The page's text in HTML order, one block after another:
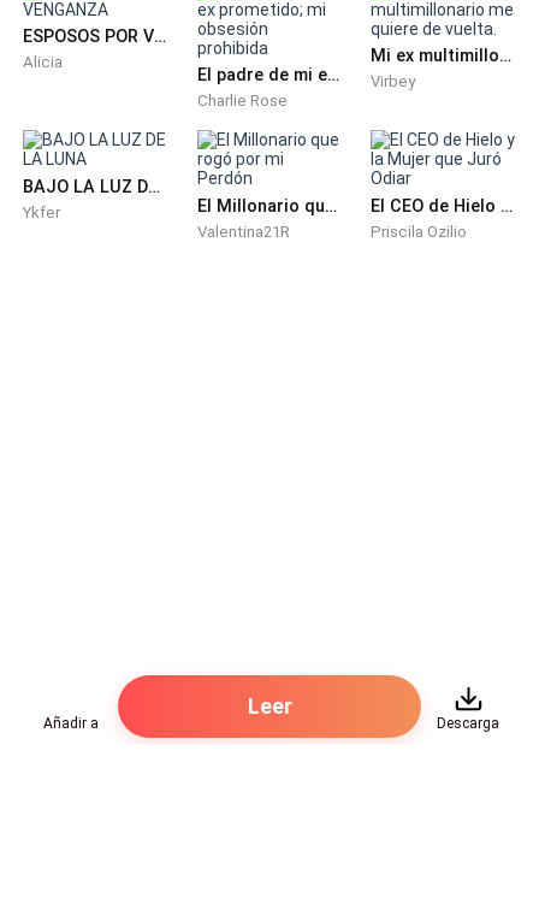
ESPOSOS POR VENGANZA
Alicia
El padre de mi ex prometido; mi obsesión prohibida
Charlie Rose
Mi ex multimillonario me quiere de vuelta.
Virbey
BAJO LA LUZ DE LA LUNA
Ykfer El Millonario que rogó por mi Perdón
Valentina21R
El CEO de Hielo y la Mujer que Juró Odiar
Priscila Ozilio
Añadir a
Leer
Descarga